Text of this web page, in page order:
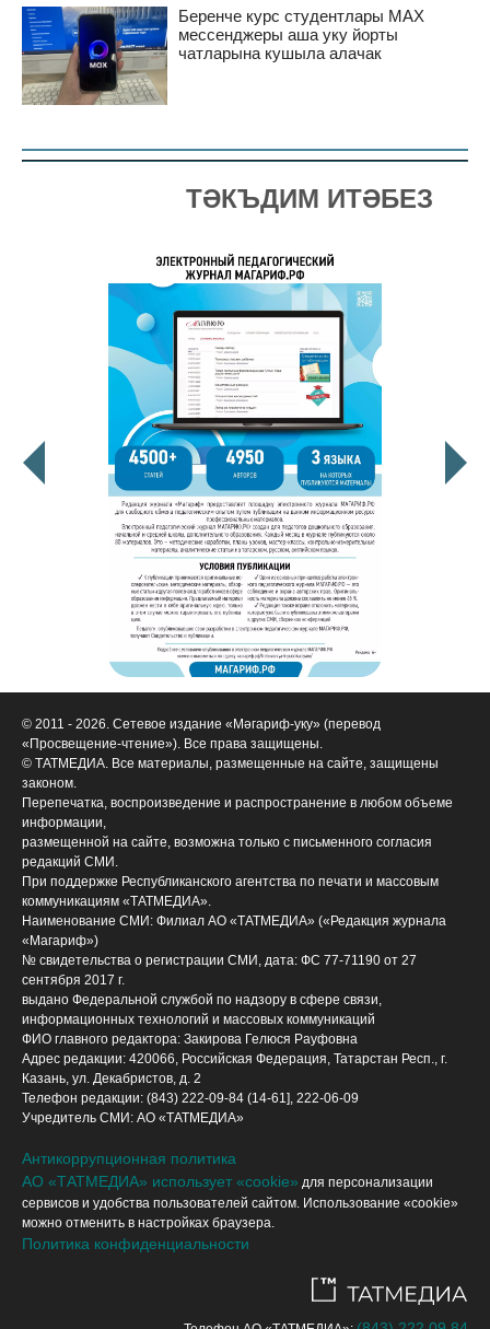
Беренче курс студентлары MAX
мессенджеры аша уку йорты
чатларына кушыла алачак
ТӘКЪДИМ ИТӘБЕЗ
© 2011 - 2026. Сетевое издание «Мәгариф-уку» (перевод
«Просвещение-чтение»). Все права защищены.
© ТАТМЕДИА. Все материалы, размещенные на сайте, защищены
законом.
Перепечатка, воспроизведение и распространение в любом объеме
информации,
размещенной на сайте, возможна только с письменного согласия
редакций СМИ.
При поддержке Республиканского агентства по печати и массовым
коммуникациям «ТАТМЕДИА».
Наименование СМИ: Филиал АО «ТАТМЕДИА» («Редакция журнала
«Магариф»)
№ свидетельства о регистрации СМИ, дата: ФС 77-71190 от 27
сентября 2017 г.
выдано Федеральной службой по надзору в сфере связи,
информационных технологий и массовых коммуникаций
ФИО главного редактора: Закирова Гелюся Рауфовна
Адрес редакции: 420066, Российская Федерация, Татарстан Респ., г.
Казань, ул. Декабристов, д. 2
Телефон редакции: (843) 222-09-84 (14-61], 222-06-09
Учредитель СМИ: АО «ТАТМЕДИА»
Антикоррупционная политика
АО «ТАТМЕДИА» использует «cookie» для персонализации
сервисов и удобства пользователей сайтом. Использование «cookie»
можно отменить в настройках браузера.
Политика конфиденциальности